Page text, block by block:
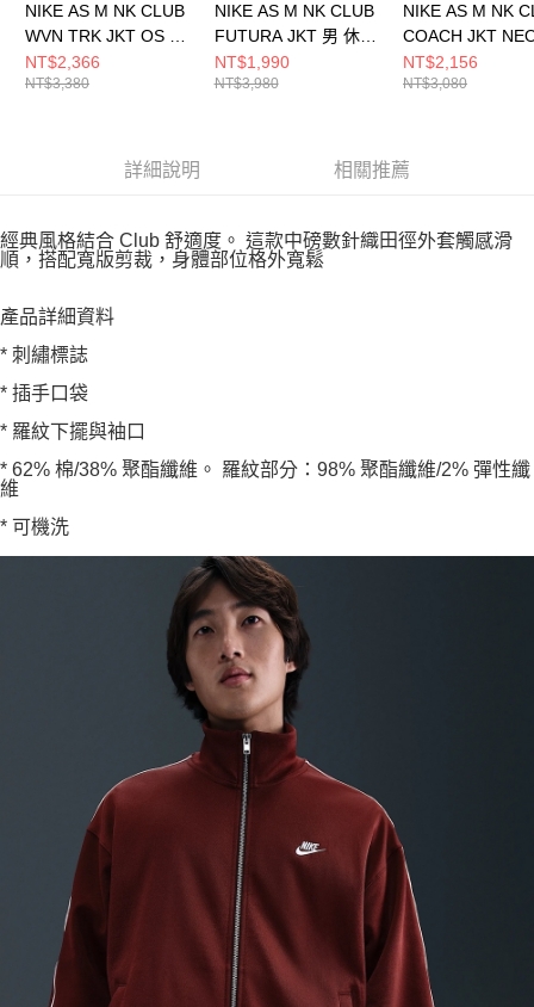
NIKE AS M NK CLUB
WVN TRK JKT OS 男
休閒外套 HQ6110234
NT$2,366
NT$3,380
NIKE AS M NK CLUB
FUTURA JKT 男 休閒
外套 FZ0657224
NT$1,990
NT$3,980
NIKE AS M NK
COACH JKT
VRS 男 休閒外套
HV0815010
NT$2,156
NT$3,080
詳細說明 相關推薦
經典風格結合 Club 舒適度。 這款中磅數針織田徑外套觸感滑
順，搭配寬版剪裁，身體部位格外寬鬆
產品詳細資料
* 刺繡標誌
* 插手口袋
* 羅紋下擺與袖口
* 62% 棉/38% 聚酯纖維。 羅紋部分：98% 聚酯纖維/2% 彈性纖
維
* 可機洗